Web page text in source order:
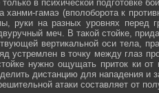
в психической подготовке
ханми-гамаэ (вполоборота к
руки на разных уровнях перед
меч. В такой стойке,
вертикальной оси тела,
устремлен в точку между глаз
нужно ощущать приток ки
дистанцию для нападения и
атаки составляет от